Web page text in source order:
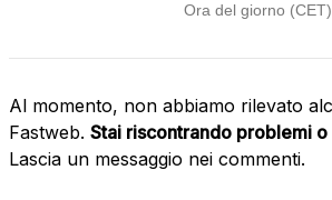
Al momento, non abbiamo rilevato
Fastweb. Stai riscontrando problemi
Lascia un messaggio nei commenti.